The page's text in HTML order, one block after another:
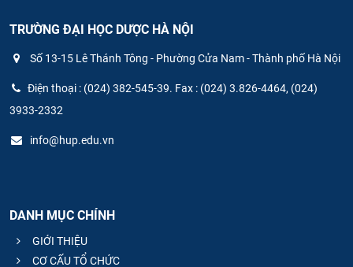
TRƯỜNG ĐẠI HỌC DƯỢC HÀ NỘI
Số 13-15 Lê Thánh Tông - Phường Cửa Nam - Thành phố Hà Nội
Điện thoại : (024) 382-545-39. Fax : (024) 3.826-4464, (024)
3933-2332
info@hup.edu.vn
DANH MỤC CHÍNH
GIỚI THIỆU
CƠ CẤU TỔ CHỨC